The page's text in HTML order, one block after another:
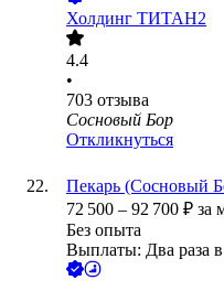
Холдинг ТИТАН2
4.4
•
703 отзыва
Сосновый Бор
Откликнуться
Пекарь (Сосновый
72 500 – 92 700 ₽ за
Без опыта
Выплаты: Два раза